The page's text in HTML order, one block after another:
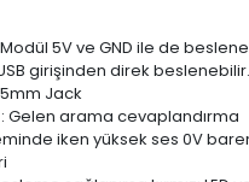
5V ve GND ile de
girişinden direk beslenebilir.
Jack
Gelen arama cevaplandırma
iken yüksek ses 0V